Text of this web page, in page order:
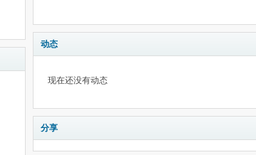
动态
现在还没有动态
分享